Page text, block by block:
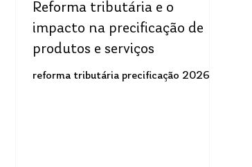
Reforma tributária e o
impacto na precificação de
produtos e serviços
reforma tributária precificação 2026